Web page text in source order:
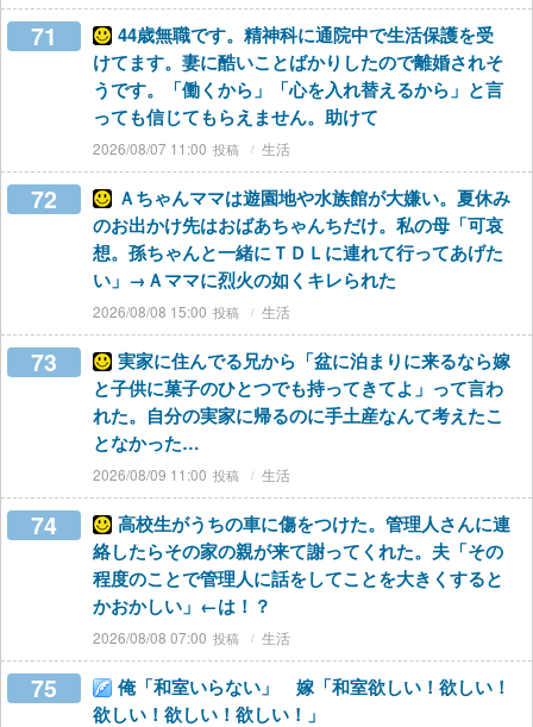
71
44歳無職です。精神科に通院中で生活保護を受
けてます。妻に酷いことばかりしたので離婚されそ
うです。「働くから」「心を入れ替えるから」と言
っても信じてもらえません。助けて
2026/08/07 11:00 生活
72
Ａちゃんママは遊園地や水族館が大嫌い。夏休み
のお出かけ先はおばあちゃんちだけ。私の母「可哀
想。孫ちゃんと一緒にＴＤＬに連れて行ってあげた
い」→Ａママに烈火の如くキレられた
2026/08/08 15:00 生活
73
実家に住んでる兄から「盆に泊まりに来るなら嫁
と子供に菓子のひとつでも持ってきてよ」って言わ
れた。自分の実家に帰るのに手土産なんて考えたこ
となかった…
2026/08/09 11:00 生活
74
高校生がうちの車に傷をつけた。管理人さんに連
絡したらその家の親が来て謝ってくれた。夫「その
程度のことで管理人に話をしてことを大きくすると
かおかしい」←は！？
2026/08/08 07:00 生活
75
俺「和室いらない」 嫁「和室欲しい！欲しい！
欲しい！欲しい！欲しい！」